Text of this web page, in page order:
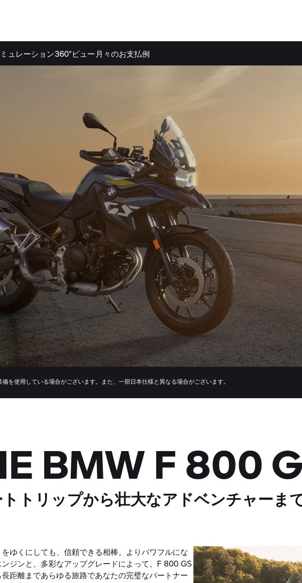
ュレーション360°ビュー月々のお支払例
を使用している場合がございます。また、一部日本仕様と異なる場合がございます。
BMWF 800
トリップから壮大なアドベンチャーま
ゆくにしても、信頼できる相棒。よりパワフルにな
ンジンと、多彩なアップグレードによって、F 800 GS
距離まであらゆる旅路であなたの完璧なパートナー